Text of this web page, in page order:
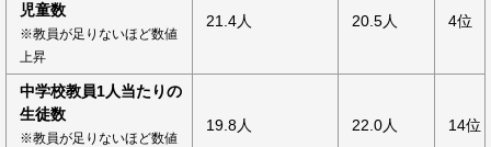
児童数
※教員が足りないほど数値
上昇
21.4人 20.5人 4位
中学校教員1人当たりの
生徒数
※教員が足りないほど数値
19.8人 22.0人 14位